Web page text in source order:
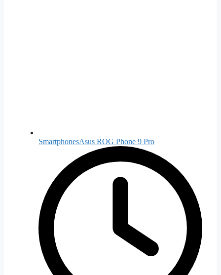
SmartphonesAsus ROG Phone 9 Pro